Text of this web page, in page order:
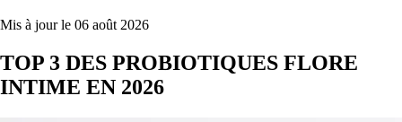
Mis à jour le 06 août 2026
TOP 3 DES PROBIOTIQUES FLORE
INTIME EN 2026